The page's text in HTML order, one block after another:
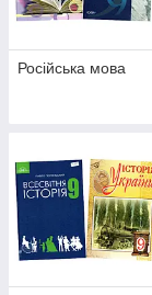
Російська мова